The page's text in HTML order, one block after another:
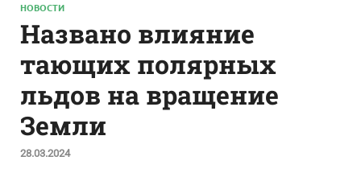
НОВОСТИ
Названо влияние
тающих полярных
льдов на вращение
Земли
28.03.2024